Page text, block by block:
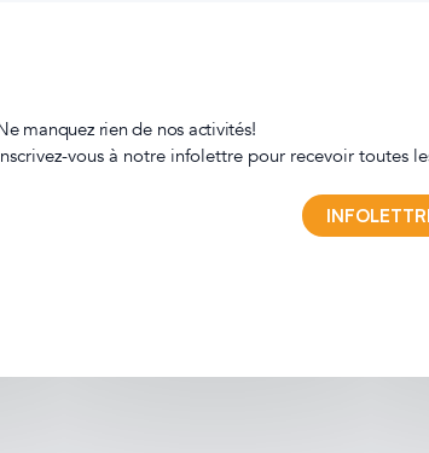
manquez rien de nos activités!
vous à notre infolettre pour recevoir toutes